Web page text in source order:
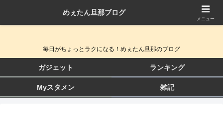
QOL向上ガジェット＆生活改善ブログ
毎日がちょっとラクになる！めぇたん旦那のブログ
ガジェット ランキング
Myスタメン 雑記
めぇたん旦那ブログ
メニュー